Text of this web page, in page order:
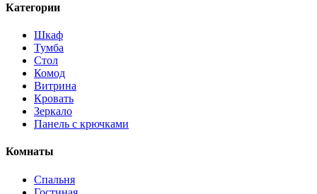
Категории
Шкаф
Тумба
Стол
Комод
Витрина
Кровать
Зеркало
Панель с крючками
Комнаты
Спальня